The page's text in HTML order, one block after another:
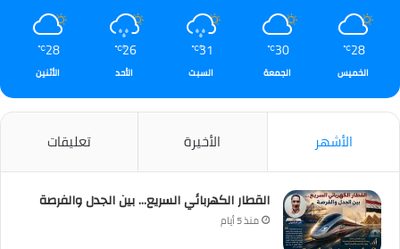
28
℃
الخميس
30
℃
الجمعة
31
℃
السبت
26
℃
الأحد
28
℃
الأثنين
الأشهر الأخيرة تعليقات
القطار الكهربائي السريع… بين الجدل والفرصة
منذ 5 أيام